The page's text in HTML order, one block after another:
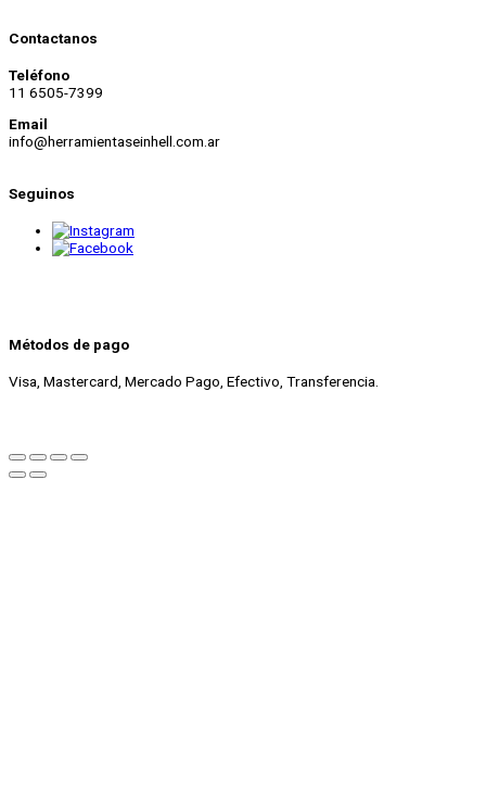
Contactanos
Teléfono
11 6505-7399
Email
info@herramientaseinhell.com.ar
Seguinos
Métodos de pago
Visa, Mastercard, Mercado Pago, Efectivo, Transferencia.